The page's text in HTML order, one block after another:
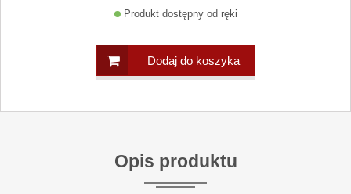
Produkt dostępny od ręki
Dodaj do koszyka
Opis produktu